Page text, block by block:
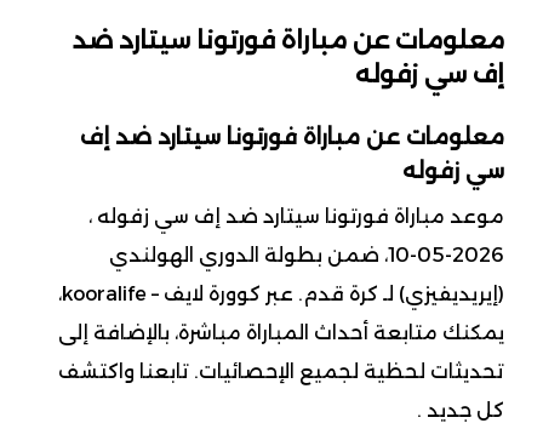
معلومات عن مباراة فورتونا سيتارد ضد
إف سي زفوله
معلومات عن مباراة فورتونا سيتارد ضد إف
سي زفوله
موعد مباراة فورتونا سيتارد ضد إف سي زفوله ،
2026-05-10، ضمن بطولة الدوري الهولندي
(إيريديفيزي) لـ كرة قدم. عبر كوورة لايف – kooralife،
يمكنك متابعة أحداث المباراة مباشرة، بالإضافة إلى
تحديثات لحظية لجميع الإحصائيات. تابعنا واكتشف
كل جديد .